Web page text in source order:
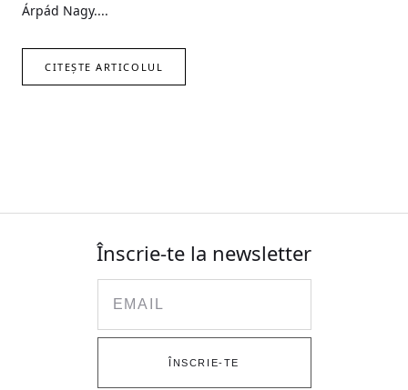
Árpád Nagy....
CITEȘTE ARTICOLUL
Înscrie-te la newsletter
ÎNSCRIE-TE